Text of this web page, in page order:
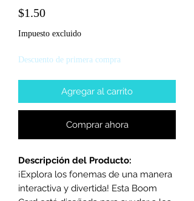
$1.50Precio
Impuesto excluido
Descuento de primera compra
Agregar al carrito
Comprar ahora
Descripción del Producto:
¡Explora los fonemas de una manera
interactiva y divertida! Esta Boom